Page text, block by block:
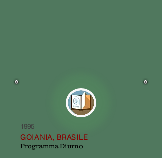
1995
GOIANIA, BRASILE
Programma Diurno